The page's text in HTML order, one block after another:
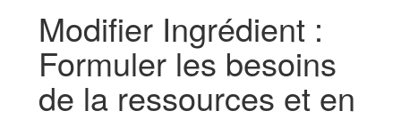
Modifier Ingrédient :
Formuler les besoins
de la ressources et en